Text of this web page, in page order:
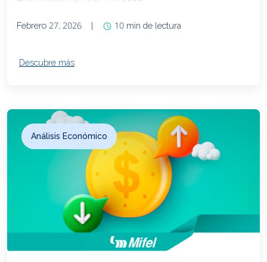
Febrero 27, 2026 | 10 min de lectura
Descubre más
Análisis Económico